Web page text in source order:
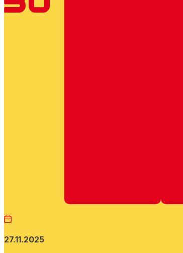
27.11.2025